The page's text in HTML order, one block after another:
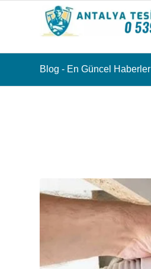
Blog - En Güncel Haberler